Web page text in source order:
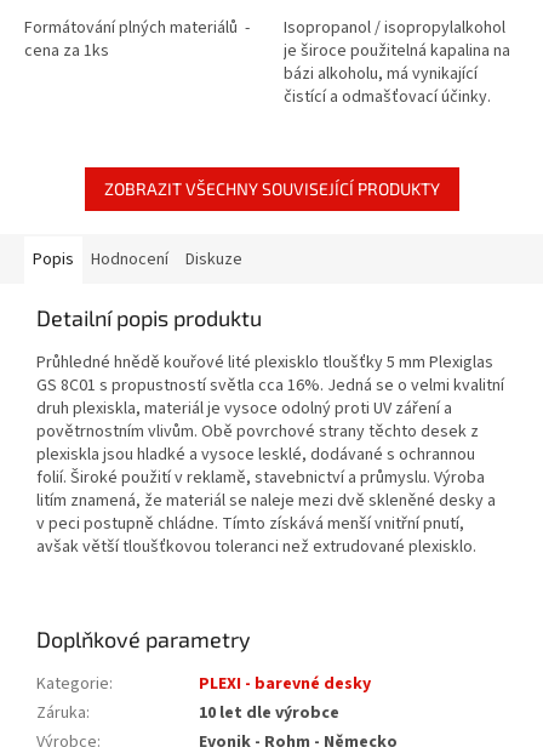
Formátování plných materiálů -
cena za 1ks
Isopropanol / isopropylalkohol
je široce použitelná kapalina na
bázi alkoholu, má vynikající
čistící a odmašťovací účinky.
ZOBRAZIT VŠECHNY SOUVISEJÍCÍ PRODUKTY
Popis Hodnocení Diskuze
Detailní popis produktu
Průhledné hnědě kouřové lité plexisklo tloušťky 5 mm Plexiglas
GS 8C01 s propustností světla cca 16%. Jedná se o velmi kvalitní
druh plexiskla, materiál je vysoce odolný proti UV záření a
povětrnostním vlivům. Obě povrchové strany těchto desek z
plexiskla jsou hladké a vysoce lesklé, dodávané s ochrannou
folií. Široké použití v reklamě, stavebnictví a průmyslu. Výroba
litím znamená, že materiál se naleje mezi dvě skleněné desky a
v peci postupně chládne. Tímto získává menší vnitřní pnutí,
avšak větší tloušťkovou toleranci než extrudované plexisklo.
Doplňkové parametry
Kategorie:
PLEXI - barevné desky
Záruka:
10 let dle výrobce
Výrobce:
Evonik - Rohm - Německo